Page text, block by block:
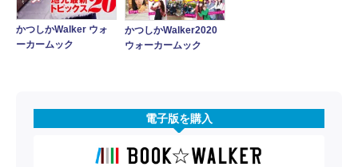
かつしかWalker ウォ
ーカームック
かつしかWalker2020
ウォーカームック
電子版を購入